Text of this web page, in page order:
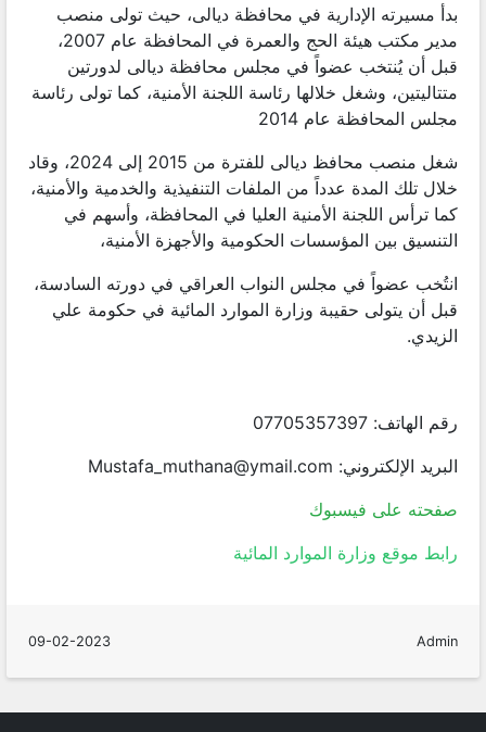
بدأ مسيرته الإدارية في محافظة ديالى، حيث تولى منصب
مدير مكتب هيئة الحج والعمرة في المحافظة عام 2007،
قبل أن يُنتخب عضواً في مجلس محافظة ديالى لدورتين
متتاليتين، وشغل خلالها رئاسة اللجنة الأمنية، كما تولى رئاسة
مجلس المحافظة عام 2014
شغل منصب محافظ ديالى للفترة من 2015 إلى 2024، وقاد
خلال تلك المدة عدداً من الملفات التنفيذية والخدمية والأمنية،
كما ترأس اللجنة الأمنية العليا في المحافظة، وأسهم في
التنسيق بين المؤسسات الحكومية والأجهزة الأمنية،
انتُخب عضواً في مجلس النواب العراقي في دورته السادسة،
قبل أن يتولى حقيبة وزارة الموارد المائية في حكومة علي
الزيدي.
رقم الهاتف: 07705357397
البريد الإلكتروني: Mustafa_muthana@ymail.com
صفحته على فيسبوك
رابط موقع وزارة الموارد المائية
09-02-2023 Admin